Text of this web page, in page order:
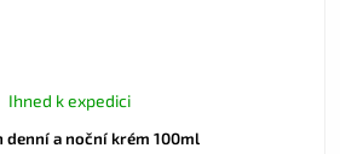
denní a noční krém 100ml
Ihned k expedici